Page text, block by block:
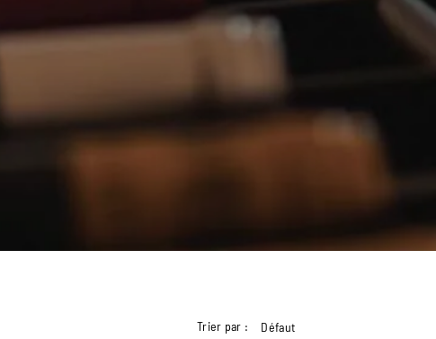
Trier par : Défaut